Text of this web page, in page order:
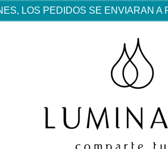
LOS PEDIDOS SE ENVIARAN A
avec une analyse de son